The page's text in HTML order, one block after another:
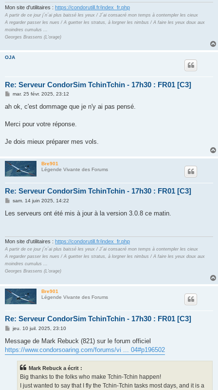
Mon site d'utilitaires : https://condorutill.fr/index_fr.php
A partir de ce jour j´n´ai plus baissé les yeux / J´ai consacré mon temps à contempler les cieux
A regarder passer les nues / A guetter les stratus, à lorgner les nimbus / A faire les yeux doux aux
moindres cumulus ...
Georges Brassens (L'orage)
OJA
Re: Serveur CondorSim TchinTchin - 17h30 : FR01 [C3]
M
s
g
mar. 25 févr. 2025, 23:12
ah ok, c'est dommage que je n'y ai pas pensé.
Merci pour votre réponse.
Je dois mieux préparer mes vols.
Bre901
Légende Vivante des Forums
Re: Serveur CondorSim TchinTchin - 17h30 : FR01 [C3]
M
s
sam. 14 juin 2025, 14:22
Les serveurs ont été mis à jour à la version 3.0.8 ce matin.
Mon site d'utilitaires : https://condorutill.fr/index_fr.php
A partir de ce jour j´n´ai plus baissé les yeux / J´ai consacré mon temps à contempler les cieux
A regarder passer les nues / A guetter les stratus, à lorgner les nimbus / A faire les yeux doux aux
moindres cumulus ...
Georges Brassens (L'orage)
Bre901
Légende Vivante des Forums
Re: Serveur CondorSim TchinTchin - 17h30 : FR01 [C3]
M
s
a
jeu. 10 juil. 2025, 23:10
Message de Mark Rebuck (821) sur le forum officiel
https://www.condorsoaring.com/forums/vi ... 04#p196502
Mark Rebuck a écrit :
Big thanks to the folks who make Tchin-Tchin happen!
I just wanted to say that I fly the Tchin-Tchin tasks most days, and it is a